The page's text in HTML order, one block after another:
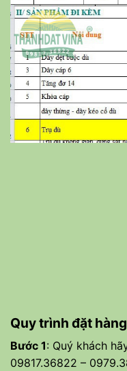
Quy trình đặt hàng
Bước 1: Quý khách
09817.36822 –